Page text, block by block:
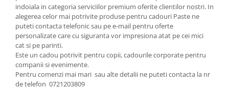
FLOWER FESTIVAL BLUE
FLOWER FESTIVAL RED
LOVE BIRDS
CHIQUE VERDE
CHIQUE ROZ
CHIQUE STRIPES VERDE
Renaissance Grey
indoiala in categoria serviciilor premium oferite clientilor nostri. In
alegerea celor mai potrivite produse pentru cadouri Paste ne
puteti contacta telefonic sau pe e-mail pentru oferte
personalizate care cu siguranta vor impresiona atat pe cei mici
cat si pe parinti.
Este un cadou potrivit pentru copii, cadourile corporate pentru
companii si evenimente.
Pentru comenzi mai mari sau alte detalii ne puteti contacta la nr
de telefon 0721203809